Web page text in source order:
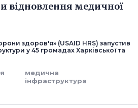
відновлення медичної
здоров'я» (USAID HRS) запустив
у 45 громадах Харківської та
медична
інфраструктура